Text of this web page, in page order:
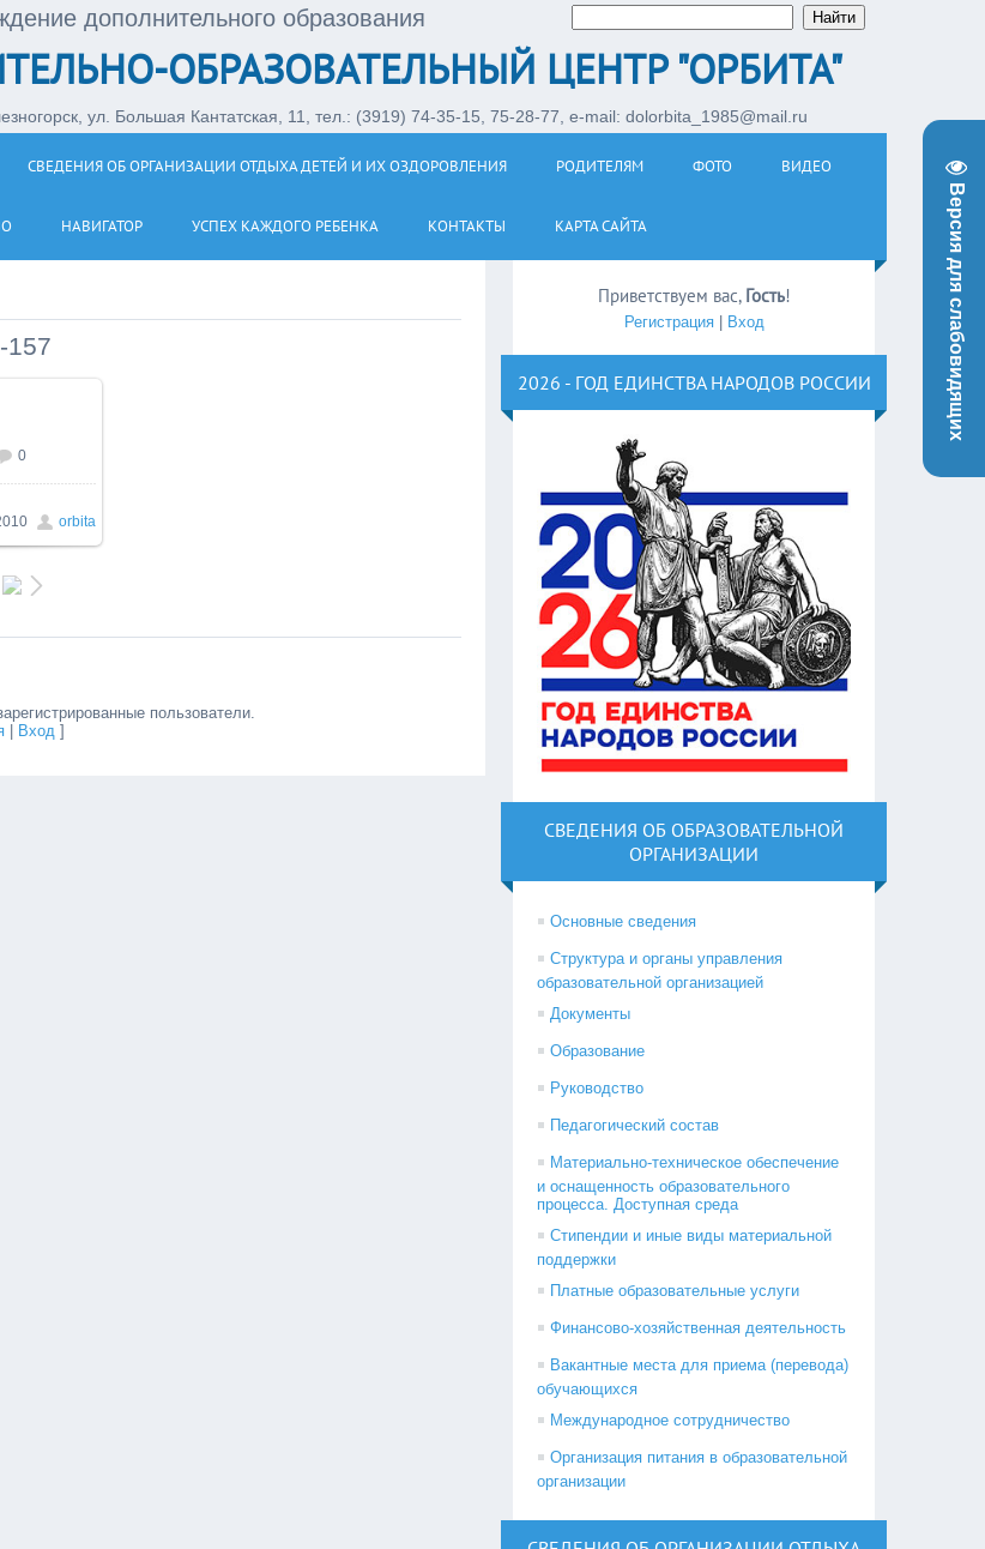
Версия для слабовидящих
дополнительного образования
ОБРАЗОВАТЕЛЬНЫЙ ЦЕНТР "ОРБИТА"
ул. Большая Кантатская, 11, тел.: (3919) 74-35-15, 75-28-77, e-mail: dolorbita_1985@mail.ru
СВЕДЕНИЯ ОБ ОРГАНИЗАЦИИ ОТДЫХА ДЕТЕЙ И ИХ ОЗДОРОВЛЕНИЯ РОДИТЕЛЯМ ФОТО ВИДЕО
НАВИГАТОР УСПЕХ КАЖДОГО РЕБЕНКА КОНТАКТЫ КАРТА САЙТА
157
0
orbita
пользователи.
Вход ]
Приветствуем вас, Гость!
Регистрация| Вход
2026 - ГОД ЕДИНСТВА НАРОДОВ РОССИИ
СВЕДЕНИЯ ОБ ОБРАЗОВАТЕЛЬНОЙ
ОРГАНИЗАЦИИ
Основные сведения
Структура и органы управления
образовательной организацией
Документы
Образование
Руководство
Педагогический состав
Материально-техническое обеспечение
и оснащенность образовательного
процесса. Доступная среда
Стипендии и иные виды материальной
поддержки
Платные образовательные услуги
Финансово-хозяйственная деятельность
Вакантные места для приема (перевода)
обучающихся
Международное сотрудничество
Организация питания в образовательной
организации